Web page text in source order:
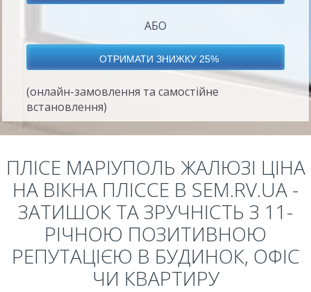
АБО
(онлайн-замовлення та самостійне
встановлення)
ПЛІСЕ МАРІУПОЛЬ ЖАЛЮЗІ ЦІНА
НА ВІКНА ПЛІССЕ В SEM.RV.UA -
ЗАТИШОК ТА ЗРУЧНІСТЬ З 11-
РІЧНОЮ ПОЗИТИВНОЮ
РЕПУТАЦІЄЮ В БУДИНОК, ОФІС
ЧИ КВАРТИРУ